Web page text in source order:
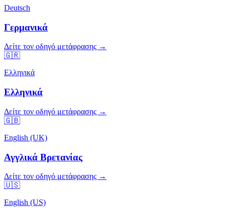
Deutsch
Γερμανικά
Δείτε τον οδηγό μετάφρασης →
🇬🇷
Ελληνικά
Ελληνικά
Δείτε τον οδηγό μετάφρασης →
🇬🇧
English (UK)
Αγγλικά Βρετανίας
Δείτε τον οδηγό μετάφρασης →
🇺🇸
English (US)